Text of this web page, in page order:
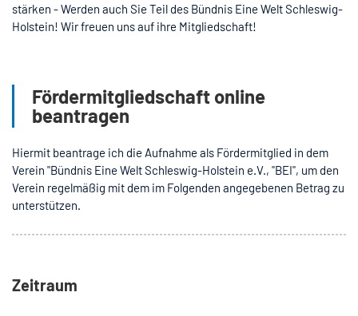
stärken - Werden auch Sie Teil des Bündnis Eine Welt Schleswig-
Holstein! Wir freuen uns auf ihre Mitgliedschaft!
Fördermitgliedschaft online
beantragen
Hiermit beantrage ich die Aufnahme als Fördermitglied in dem
Verein "Bündnis Eine Welt Schleswig-Holstein e.V., "BEI", um den
Verein regelmäßig mit dem im Folgenden angegebenen Betrag zu
unterstützen.
Zeitraum